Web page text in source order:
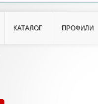
КАТАЛОГ ПРОФИЛИ